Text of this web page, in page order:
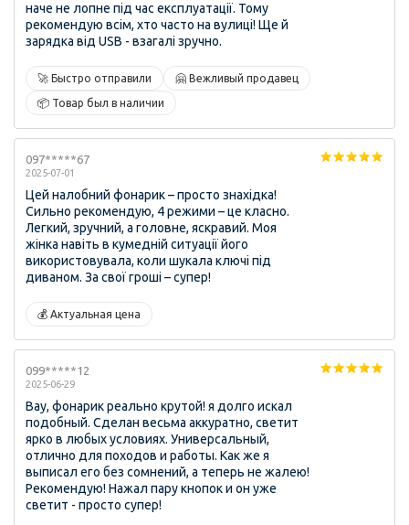
наче не лопне під час експлуатації. Тому
рекомендую всім, хто часто на вулиці! Ще й
зарядка від USB - взагалі зручно.
🚀 Быстро отправили 🤗 Вежливый продавец
📦 Товар был в наличии
097*****67
2025-07-01
Цей налобний фонарик – просто знахідка!
Сильно рекомендую, 4 режими – це класно.
Легкий, зручний, а головне, яскравий. Моя
жінка навіть в кумедній ситуації його
використовувала, коли шукала ключі під
диваном. За свої гроші – супер!
💰 Актуальная цена
099*****12
2025-06-29
Вау, фонарик реально крутой! я долго искал
подобный. Сделан весьма аккуратно, светит
ярко в любых условиях. Универсальный,
отлично для походов и работы. Как же я
выписал его без сомнений, а теперь не жалею!
Рекомендую! Нажал пару кнопок и он уже
светит - просто супер!